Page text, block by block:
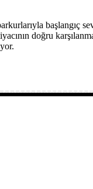
başlangıç
doğru